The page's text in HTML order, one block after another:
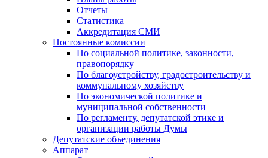
Отчеты
Статистика
Аккредитация СМИ
Постоянные комиссии
По социальной политике, законности,
правопорядку
По благоустройству, градостроительству и
коммунальному хозяйству
По экономической политике и
муниципальной собственности
По регламенту, депутатской этике и
организации работы Думы
Депутатские объединения
Аппарат